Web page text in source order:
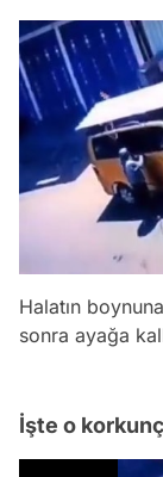
Halatın
sonra ayağa
İşte o